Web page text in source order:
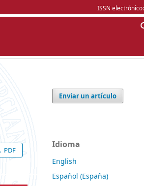
ISSN electrónico:
PDF
Enviar un artículo
Idioma
English
Español (España)